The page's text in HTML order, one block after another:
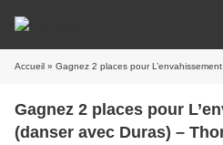
Accueil » Gagnez 2 places pour L’envahissement de l’être (danser avec Duras) – Thomas
Gagnez 2 places pour
(danser avec Duras) –